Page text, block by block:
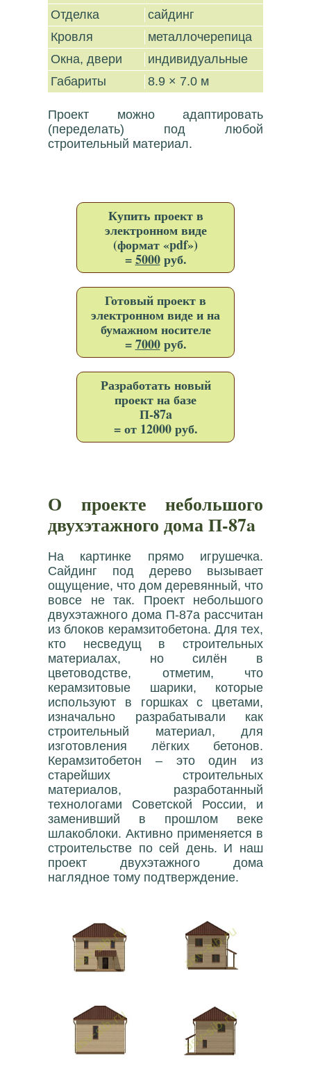
Отделка
сайдинг
Кровля
металлочерепица
Окна, двери
индивидуальные
Габариты
8.9 × 7.0 м
Проект можно адаптировать
(переделать) под любой
строительный материал.
Купить проект в
электронном виде
(формат «pdf»)
=5000руб.
Готовый проект в
электронном виде и на
бумажном носителе
=7000руб.
Разработать новый
проект на базе
П-87a
= от 12000 руб.
О проекте небольшого
двухэтажного дома П-87a
На картинке прямо игрушечка.
Сайдинг под дерево вызывает
ощущение, что дом деревянный, что
вовсе не так. Проект небольшого
двухэтажного дома П-87a рассчитан
из блоков керамзитобетона. Для тех,
кто несведущ в строительных
материалах, но силён в
цветоводстве, отметим, что
керамзитовые шарики, которые
используют в горшках с цветами,
изначально разрабатывали как
строительный материал, для
изготовления лёгких бетонов.
Керамзитобетон – это один из
старейших строительных
материалов, разработанный
технологами Советской России, и
заменивший в прошлом веке
шлакоблоки. Активно применяется в
строительстве по сей день. И наш
проект двухэтажного дома
наглядное тому подтверждение.